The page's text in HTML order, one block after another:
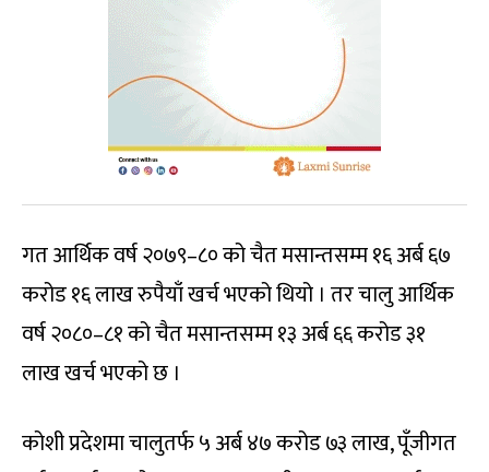
गत आर्थिक वर्ष २०७९–८० को चैत मसान्तसम्म १६ अर्ब ६७
करोड १६ लाख रुपैयाँ खर्च भएको थियो । तर चालु आर्थिक
वर्ष २०८०–८१ को चैत मसान्तसम्म १३ अर्ब ६६ करोड ३१
लाख खर्च भएको छ ।
कोशी प्रदेशमा चालुतर्फ ५ अर्ब ४७ करोड ७३ लाख, पूँजीगत